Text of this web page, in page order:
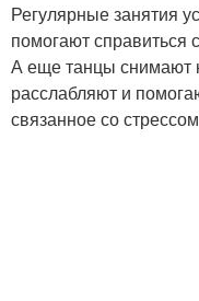
Регулярные занятия
помогают справиться
А еще танцы снимают
расслабляют и
связанное со